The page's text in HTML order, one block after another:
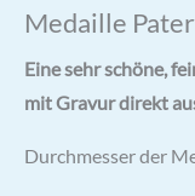
Medaille
Eine sehr schöne,
mit Gravur direkt
Durchmesser der